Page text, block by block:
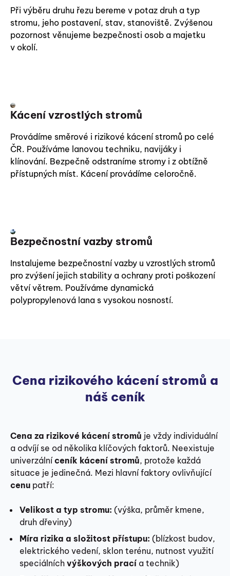
Při výběru druhu řezu bereme v potaz druh a typ
stromu, jeho postavení, stav, stanoviště. Zvýšenou
pozornost věnujeme bezpečnosti osob a majetku
v okolí.
Kácení vzrostlých stromů
Provádíme směrové i rizikové kácení stromů po celé
ČR. Používáme lanovou techniku, navijáky i
klínování. Bezpečně odstraníme stromy i z obtížně
přístupných míst. Kácení provádíme celoročně.
Bezpečnostní vazby stromů
Instalujeme bezpečnostní vazby u vzrostlých stromů
pro zvýšení jejich stability a ochrany proti poškození
větví větrem. Používáme dynamická
polypropylenová lana s vysokou nosností.
Cena rizikového kácení stromů a
náš ceník
Cena za rizikové kácení stromů je vždy individuální
a odvíjí se od několika klíčových faktorů. Neexistuje
univerzálníceník kácení stromů, protože každá
situace je jedinečná. Mezi hlavní faktory ovlivňující
cenu patří:
Velikost a typ stromu: (výška, průměr kmene,
druh dřeviny)
Míra rizika a složitost přístupu: (blízkost budov,
elektrického vedení, sklon terénu, nutnost využití
speciálních výškových prací a technik)